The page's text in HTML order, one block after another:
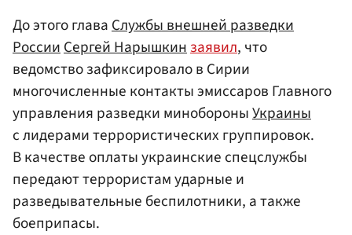
До этого главаСлужбы внешней разведки
РоссииСергей Нарышкинзаявил, что
ведомство зафиксировало в Сирии
многочисленные контакты эмиссаров Главного
управления разведки минобороныУкраины
с лидерами террористических группировок.
В качестве оплаты украинские спецслужбы
передают террористам ударные и
разведывательные беспилотники, а также
боеприпасы.